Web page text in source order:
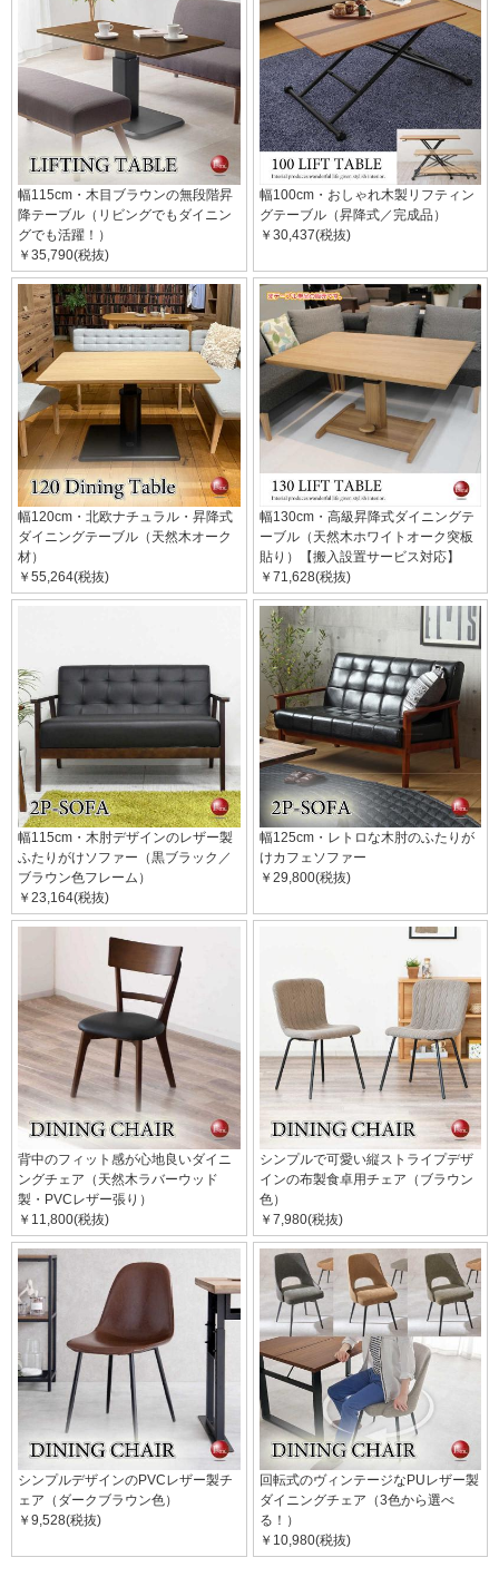
幅115cm・木目ブラウンの無段階昇
降テーブル（リビングでもダイニン
グでも活躍！）
￥35,790(税抜)
幅100cm・おしゃれ木製リフティン
グテーブル（昇降式／完成品）
￥30,437(税抜)
幅120cm・北欧ナチュラル・昇降式
ダイニングテーブル（天然木オーク
材）
￥55,264(税抜)
幅130cm・高級昇降式ダイニングテ
ーブル（天然木ホワイトオーク突板
貼り）【搬入設置サービス対応】
￥71,628(税抜)
幅115cm・木肘デザインのレザー製
ふたりがけソファー（黒ブラック／
ブラウン色フレーム）
￥23,164(税抜)
幅125cm・レトロな木肘のふたりが
けカフェソファー
￥29,800(税抜)
背中のフィット感が心地良いダイニ
ングチェア（天然木ラバーウッド
製・PVCレザー張り）
￥11,800(税抜)
シンプルで可愛い縦ストライプデザ
インの布製食卓用チェア（ブラウン
色）
￥7,980(税抜)
シンプルデザインのPVCレザー製チ
ェア（ダークブラウン色）
￥9,528(税抜)
回転式のヴィンテージなPUレザー製
ダイニングチェア（3色から選べ
る！）
￥10,980(税抜)